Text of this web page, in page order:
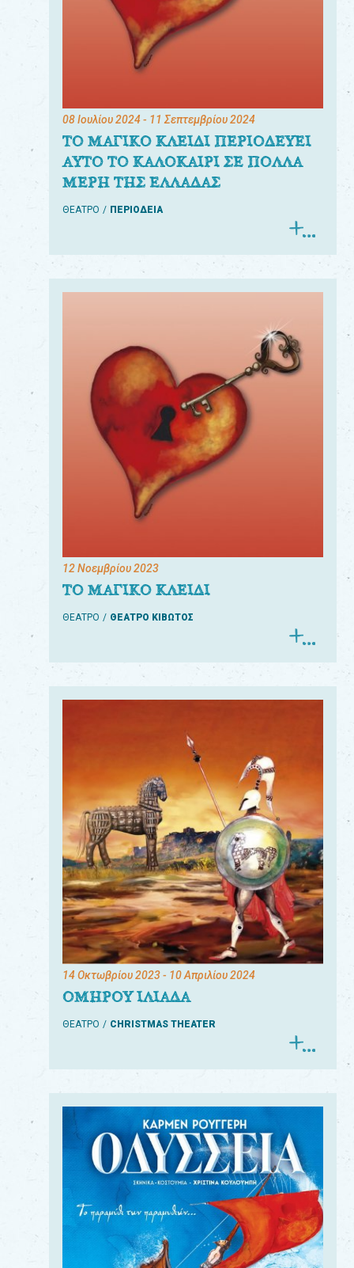
08 Ιουλίου 2024- 11 Σεπτεμβρίου 2024
ΤΟ ΜΑΓΙΚΟ ΚΛΕΙΔΙ ΠΕΡΙΟΔΕΥΕΙ
ΑΥΤΟ ΤΟ ΚΑΛΟΚΑΙΡΙ ΣΕ ΠΟΛΛΑ
ΜΕΡΗ ΤΗΣ ΕΛΛΑΔΑΣ
ΘΕΑΤΡΟ ΠΕΡΙΟΔΕΙΑ
12 Νοεμβρίου 2023
ΤΟ ΜΑΓΙΚΟ ΚΛΕΙΔΙ
ΘΕΑΤΡΟ ΘΕΑΤΡΟ ΚΙΒΩΤΟΣ
14 Οκτωβρίου 2023- 10 Απριλίου 2024
ΟΜΗΡΟΥ ΙΛΙΑΔΑ
ΘΕΑΤΡΟ CHRISTMAS THEATER